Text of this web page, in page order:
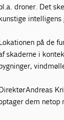
droner. Det
på de
skaderne i
Andreas
dem netop